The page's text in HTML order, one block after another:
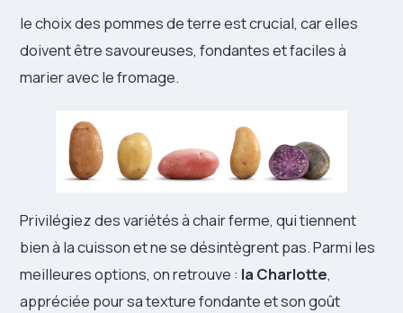
le choix des pommes de terre est crucial, car elles
doivent être savoureuses, fondantes et faciles à
marier avec le fromage.
Privilégiez des variétés à chair ferme, qui tiennent
bien à la cuisson et ne se désintègrent pas. Parmi les
meilleures options, on retrouve : la Charlotte,
appréciée pour sa texture fondante et son goût